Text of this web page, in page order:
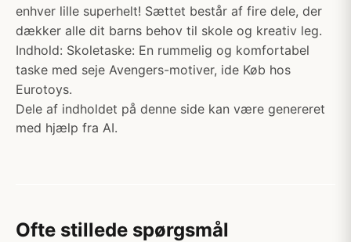
enhver lille superhelt! Sættet består af fire dele, der
dækker alle dit barns behov til skole og kreativ leg.
Indhold: Skoletaske: En rummelig og komfortabel
taske med seje Avengers-motiver, ide Køb hos
Eurotoys.
Dele af indholdet på denne side kan være genereret
med hjælp fra AI.
Ofte stillede spørgsmål